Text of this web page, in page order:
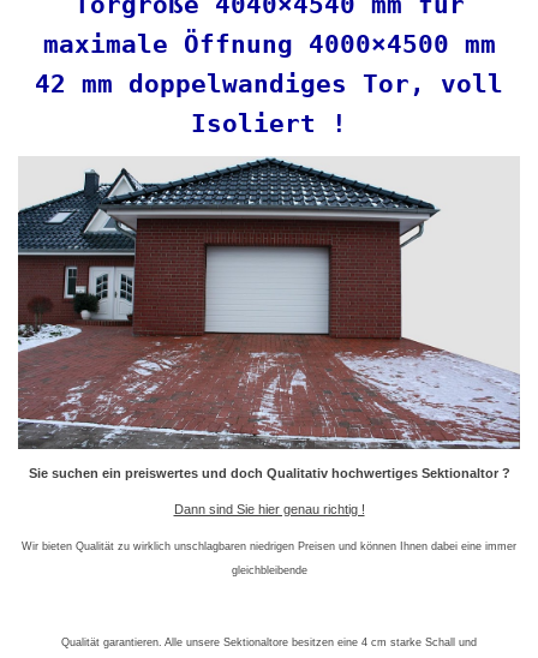
maximale Öffnung 4000×4500 mm
42 mm doppelwandiges Tor, voll
Isoliert !
Sie suchen ein preiswertes und doch Qualitativhochwertiges Sektionaltor ?
Dann sind Sie hier genau richtig !
Wir bieten Qualität zu wirklich unschlagbaren niedrigen Preisen und können Ihnen dabei eine immer
gleichbleibende
Qualität garantieren. Alle unsere Sektionaltore besitzen eine 4 cm starke Schall und